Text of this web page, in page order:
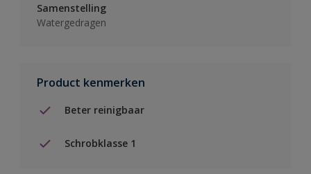
Samenstelling
Watergedragen
Product kenmerken
Beter reinigbaar
Schrobklasse 1